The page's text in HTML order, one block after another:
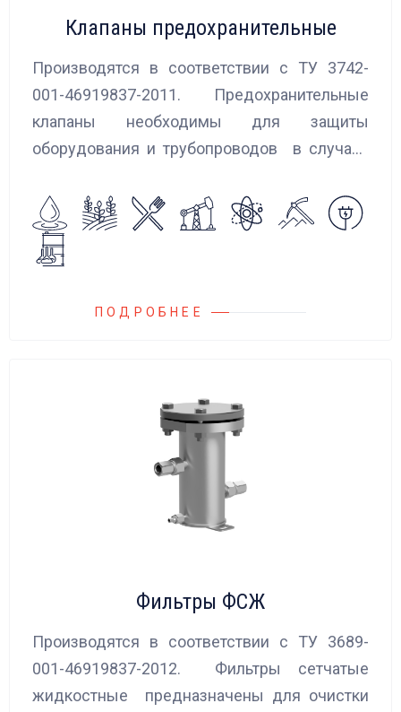
Клапаны предохранительные
Производятся в соответствии с ТУ 3742-
001-46919837-2011. Предохранительные
клапаны необходимы для защиты
оборудования и трубопроводов в случаях
сброса среды в систему низкого давления.
ПОДРОБНЕЕ
Фильтры ФСЖ
Производятся в соответствии с ТУ 3689-
001-46919837-2012. Фильтры сетчатые
жидкостные предназначены для очистки